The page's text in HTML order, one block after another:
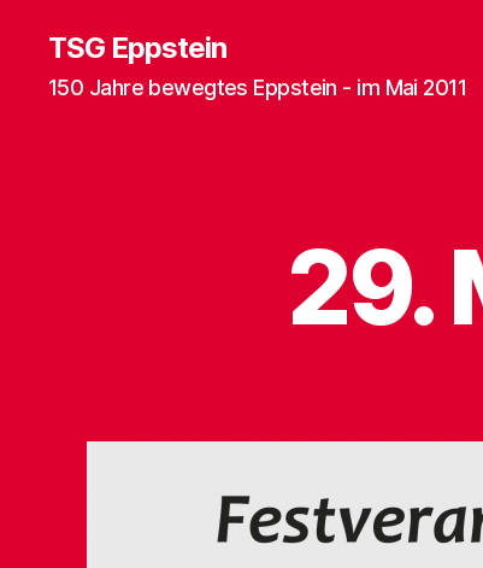
TSG Eppstein
150 Jahre bewegtes Eppstein - im Mai 2011
29.